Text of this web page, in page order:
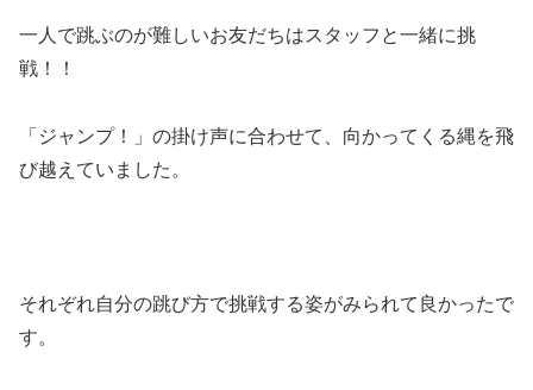
一人で跳ぶのが難しいお友だちはスタッフと一緒に挑
戦！！
「ジャンプ！」の掛け声に合わせて、向かってくる縄を飛
び越えていました。
それぞれ自分の跳び方で挑戦する姿がみられて良かったで
す。